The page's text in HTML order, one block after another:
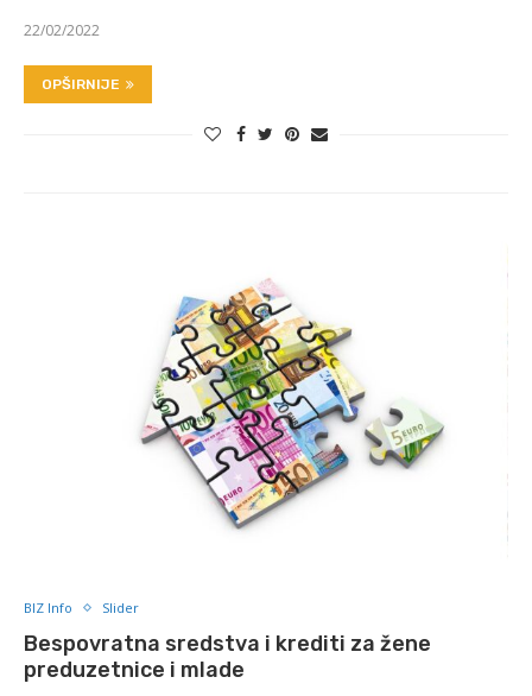
22/02/2022
OPŠIRNIJE
BIZ Info Slider
Bespovratna sredstva i krediti za žene
preduzetnice i mlade